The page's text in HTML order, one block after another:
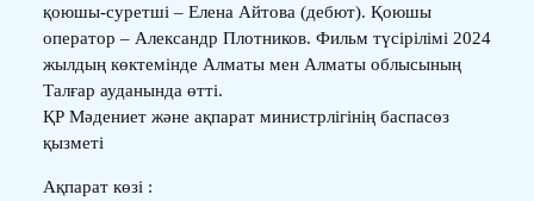
қоюшы-суретші – Елена Айтова (дебют). Қоюшы
оператор – Александр Плотников. Фильм түсірілімі 2024
жылдың көктемінде Алматы мен Алматы облысының
Талғар ауданында өтті.
ҚР Мәдениет және ақпарат министрлігінің баспасөз
қызметі
Ақпарат көзі :